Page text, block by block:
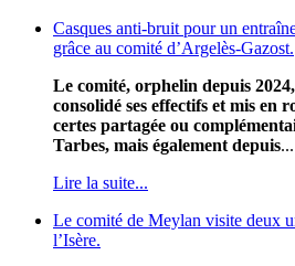
Casques anti-bruit pour un
grâce au comité d’Argelès-Gazost.
Le comité, orphelin depuis
consolidé ses effectifs et mis en
certes partagée ou
Tarbes, mais également depuis...
Lire la suite...
Le comité de Meylan visite deux
l’Isère.